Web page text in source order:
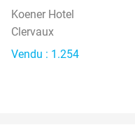
Koener Hotel
Clervaux
Vendu : 1.254